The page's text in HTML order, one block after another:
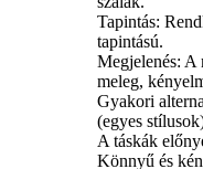
Tapintás:
tapintású.
Megjelenés: A
meleg,
Gyakori
(egyes
A táskák
Könnyű és